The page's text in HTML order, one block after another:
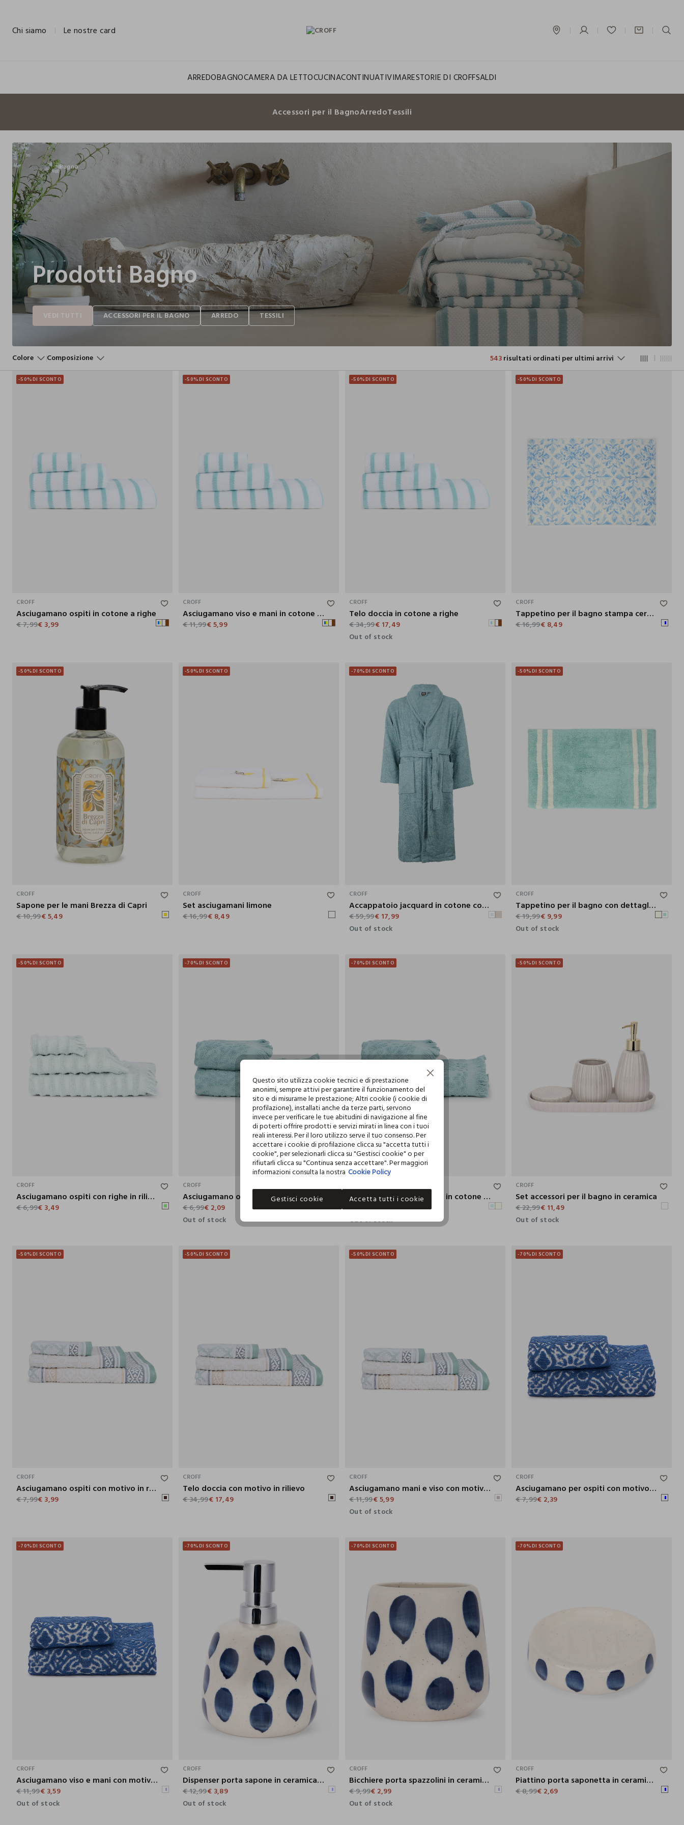
Chi siamo Le nostre card
ARREDOBAGNOCAMERA DA LETTOCUCINACONTINUATIVIMARESTORIE DI CROFFSALDI
Accessori per il BagnoArredoTessili
Home Bagno
Prodotti Bagno
Colore Composizione 543risultati ordinati per ultimi arrivi
-50%DI SCONTO
CROFF
Asciugamano ospiti in cotone a righe
€ 7,99€ 3,99
-50%DI SCONTO
CROFF
Asciugamano viso e mani in cotone a righe
€ 11,99€ 5,99
-50%DI SCONTO
CROFF
Telo doccia in cotone a righe
€ 34,99€ 17,49
Out of stock
-50%DI SCONTO
CROFF
Tappetino per il bagno stampa ceramica
€ 16,99€ 8,49
-50%DI SCONTO
CROFF
Sapone per le mani Brezza di Capri
€ 10,99€ 5,49
-50%DI SCONTO
CROFF
Set asciugamani limone
€ 16,99€ 8,49
-70%DI SCONTO
CROFF
Accappatoio jacquard in cotone con cappuccio
€ 59,99€ 17,99
Out of stock
-50%DI SCONTO
CROFF
Tappetino per il bagno con dettagli a contrasto
€ 19,99€ 9,99
Out of stock
-50%DI SCONTO
CROFF
Asciugamano ospiti con righe in rilievo
€ 6,99€ 3,49
-70%DI SCONTO
50X30 CM
CROFF
Asciugamano ospiti in cotone jacquard con frange
€ 6,99€ 2,09
Out of stock
-70%DI SCONTO
Asciugamano mani e viso in cotone jacquard
€ 10,99€ 3,29
Out of stock
-50%DI SCONTO
CROFF
Set accessori per il bagno in ceramica
€ 22,99€ 11,49
Out of stock
-50%DI SCONTO
CROFF
Asciugamano ospiti con motivo in rilievo
€ 7,99€ 3,99
-50%DI SCONTO
CROFF
Telo doccia con motivo in rilievo
€ 34,99€ 17,49
-50%DI SCONTO
CROFF
Asciugamano mani e viso con motivo in rilievo
€ 11,99€ 5,99
Out of stock
-70%DI SCONTO
CROFF
Asciugamano per ospiti con motivo in rilievo
€ 7,99€ 2,39
-70%DI SCONTO
CROFF
Asciugamano viso e mani con motivo in rilievo
€ 11,99€ 3,59
Out of stock
-70%DI SCONTO
CROFF
Dispenser porta sapone in ceramica a pois
€ 12,99€ 3,89
Out of stock
-70%DI SCONTO
CROFF
Bicchiere porta spazzolini in ceramica a pois
€ 9,99€ 2,99
Out of stock
-70%DI SCONTO
CROFF
Piattino porta saponetta in ceramica a pois
€ 8,99€ 2,69
Questo sito utilizza cookie tecnici e di prestazione
anonimi, sempre attivi per garantire il funzionamento del
sito e di misurarne le prestazione; Altri cookie (i cookie di
profilazione), installati anche da terze parti, servono
invece per verificare le tue abitudini di navigazione al fine
di poterti offrire prodotti e servizi mirati in linea con i tuoi
reali interessi. Per il loro utilizzo serve il tuo consenso. Per
accettare i cookie di profilazione clicca su "accetta tutti i
cookie", per selezionarli clicca su "Gestisci cookie" o per
rifiutarli clicca su "Continua senza accettare". Per maggiori
informazioni consulta la nostra Cookie Policy
Gestisci cookie Accetta tutti i cookie
Continua senza accettare